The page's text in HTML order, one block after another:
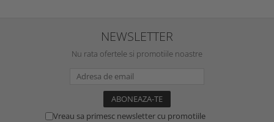
NEWSLETTER
Nu rata ofertele si promotiile noastre
Vreau sa primesc newsletter cu promotiile